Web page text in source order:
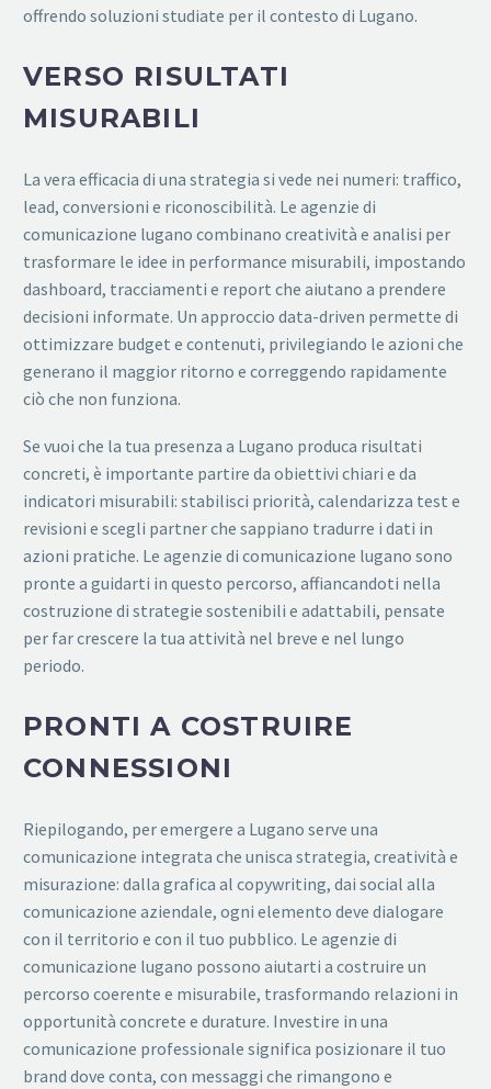
offrendo soluzioni studiate per il contesto di Lugano.
VERSO RISULTATI
MISURABILI
La vera efficacia di una strategia si vede nei numeri: traffico,
lead, conversioni e riconoscibilità. Le agenzie di
comunicazione lugano combinano creatività e analisi per
trasformare le idee in performance misurabili, impostando
dashboard, tracciamenti e report che aiutano a prendere
decisioni informate. Un approccio data-driven permette di
ottimizzare budget e contenuti, privilegiando le azioni che
generano il maggior ritorno e correggendo rapidamente
ciò che non funziona.
Se vuoi che la tua presenza a Lugano produca risultati
concreti, è importante partire da obiettivi chiari e da
indicatori misurabili: stabilisci priorità, calendarizza test e
revisioni e scegli partner che sappiano tradurre i dati in
azioni pratiche. Le agenzie di comunicazione lugano sono
pronte a guidarti in questo percorso, affiancandoti nella
costruzione di strategie sostenibili e adattabili, pensate
per far crescere la tua attività nel breve e nel lungo
periodo.
PRONTI A COSTRUIRE
CONNESSIONI
Riepilogando, per emergere a Lugano serve una
comunicazione integrata che unisca strategia, creatività e
misurazione: dalla grafica al copywriting, dai social alla
comunicazione aziendale, ogni elemento deve dialogare
con il territorio e con il tuo pubblico. Le agenzie di
comunicazione lugano possono aiutarti a costruire un
percorso coerente e misurabile, trasformando relazioni in
opportunità concrete e durature. Investire in una
comunicazione professionale significa posizionare il tuo
brand dove conta, con messaggi che rimangono e